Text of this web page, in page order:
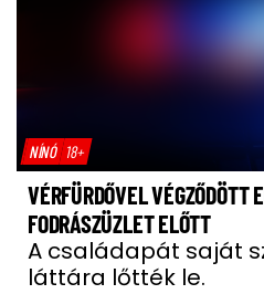
NÍNÓ 18+
VÉRFÜRDŐVEL VÉGZŐDÖTT
FODRÁSZÜZLET ELŐTT
A családapát saját
láttára lőtték le.